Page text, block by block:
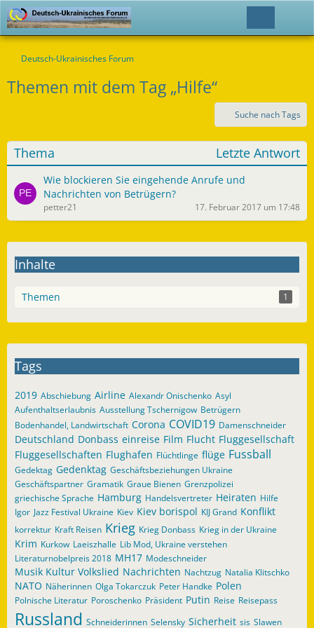
Deutsch-Ukrainisches Forum
Themen mit dem Tag „Hilfe“
Suche nach Tags
Thema Letzte Antwort
Wie blockieren Sie eingehende Anrufe und
Nachrichten von Betrügern?
petter21 17. Februar 2017 um 17:48
Inhalte
Themen 1
Tags
2019 Abschiebung Airline Alexandr Onischenko Asyl
Aufenthaltserlaubnis Ausstellung Tschernigow Betrügern
Bodenhandel, Landwirtschaft Corona COVID19 Damenschneider
Deutschland Donbass einreise Film Flucht Fluggesellschaft
Fluggesellschaften Flughafen Flüchtlinge flüge Fussball
Gedektag Gedenktag Geschäftsbeziehungen Ukraine
Geschäftspartner Gramatik Graue Bienen Grenzpolizei
griechische Sprache Hamburg Handelsvertreter Heiraten Hilfe
Igor Jazz Festival Ukraine Kiev Kiev borispol KIJ Grand Konflikt
korrektur Kraft Reisen Krieg Krieg Donbass Krieg in der Ukraine
Krim Kurkow Laeiszhalle Lib Mod, Ukraine verstehen
Literaturnobelpreis 2018 MH17 Modeschneider
Musik Kultur Volkslied Nachrichten Nachtzug Natalia Klitschko
NATO Näherinnen Olga Tokarczuk Peter Handke Polen
Polnische Literatur Poroschenko Präsident Putin Reise Reisepass
Russland Schneiderinnen Selensky Sicherheit sis Slawen